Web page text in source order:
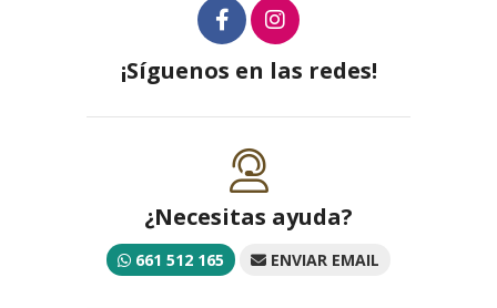
¡Síguenos en las redes!
¿Necesitas ayuda?
661 512 165 ENVIAR EMAIL